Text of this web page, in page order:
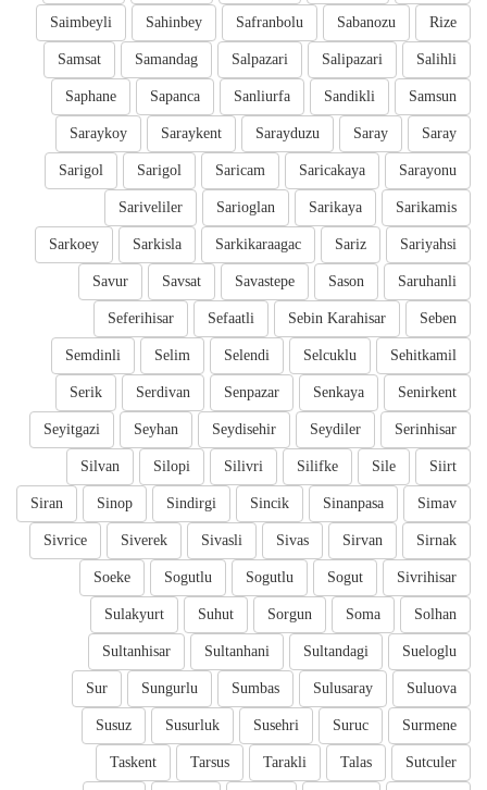
Rize
Sabanozu
Safranbolu
Sahinbey
Saimbeyli
Salihli
Salipazari
Salpazari
Samandag
Samsat
Samsun
Sandikli
Sanliurfa
Sapanca
Saphane
Saray
Saray
Sarayduzu
Saraykent
Saraykoy
Sarayonu
Saricakaya
Saricam
Sarigol
Sarigol
Sarikamis
Sarikaya
Sarioglan
Sariveliler
Sariyahsi
Sariz
Sarkikaraagac
Sarkisla
Sarkoey
Saruhanli
Sason
Savastepe
Savsat
Savur
Seben
Sebin Karahisar
Sefaatli
Seferihisar
Sehitkamil
Selcuklu
Selendi
Selim
Semdinli
Senirkent
Senkaya
Senpazar
Serdivan
Serik
Serinhisar
Seydiler
Seydisehir
Seyhan
Seyitgazi
Siirt
Sile
Silifke
Silivri
Silopi
Silvan
Simav
Sinanpasa
Sincik
Sindirgi
Sinop
Siran
Sirnak
Sirvan
Sivas
Sivasli
Siverek
Sivrice
Sivrihisar
Sogut
Sogutlu
Sogutlu
Soeke
Solhan
Soma
Sorgun
Suhut
Sulakyurt
Sueloglu
Sultandagi
Sultanhani
Sultanhisar
Suluova
Sulusaray
Sumbas
Sungurlu
Sur
Surmene
Suruc
Susehri
Susurluk
Susuz
Sutculer
Talas
Tarakli
Tarsus
Taskent